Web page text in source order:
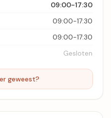
09:00-17:30
09:00-17:30
09:00-17:30
Gesloten
geweest?